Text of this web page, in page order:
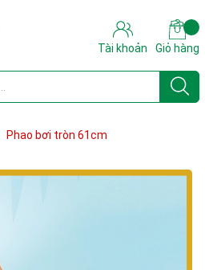
Tài khoản Giỏ hàng
Phao bơi tròn 61cm